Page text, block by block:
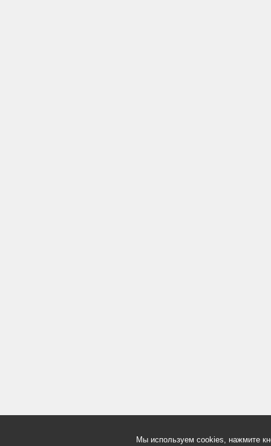
Мы используем cookies, нажмите